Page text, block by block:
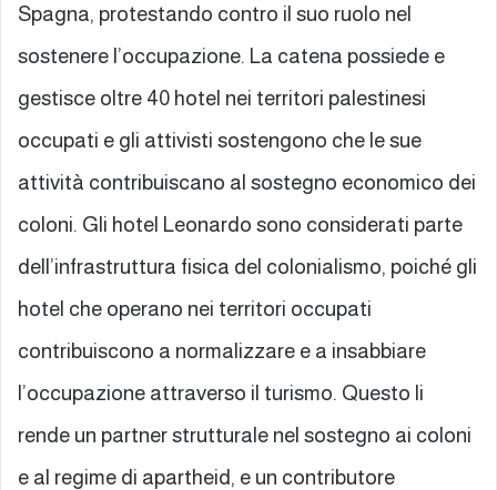
Spagna, protestando contro il suo ruolo nel
sostenere l’occupazione. La catena possiede e
gestisce oltre 40 hotel nei territori palestinesi
occupati e gli attivisti sostengono che le sue
attività contribuiscano al sostegno economico dei
coloni. Gli hotel Leonardo sono considerati parte
dell’infrastruttura fisica del colonialismo, poiché gli
hotel che operano nei territori occupati
contribuiscono a normalizzare e a insabbiare
l’occupazione attraverso il turismo. Questo li
rende un partner strutturale nel sostegno ai coloni
e al regime di apartheid, e un contributore